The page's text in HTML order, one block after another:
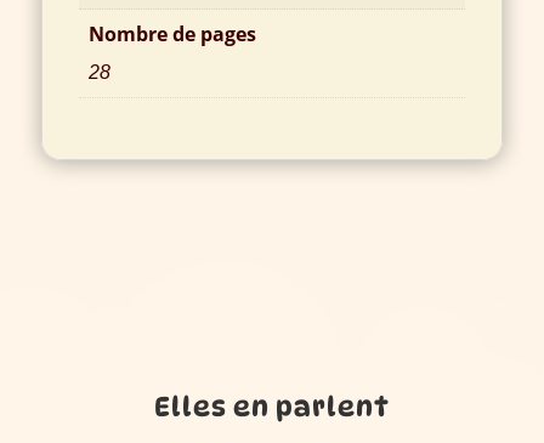
Nombre de pages
28
Elles en parlent